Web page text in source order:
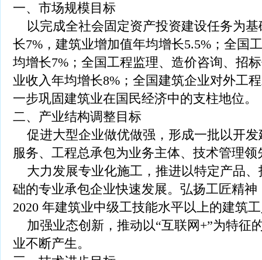
一、市场规模目标
以完成全社会固定资产投资建设任务为
长7%，建筑业增加值年均增长5.5%；全国
均增长7%；全国工程监理、造价咨询、招
业收入年均增长8%；全国建筑企业对外工
一步巩固建筑业在国民经济中的支柱地位。
二、产业结构调整目标
促进大型企业做优做强，形成一批以开
服务、工程总承包为业务主体、技术管理
大力发展专业化施工，推进以特定产品
础的专业承包企业快速发展。弘扬工匠精
2020 年建筑业中级工技能水平以上的建筑
加强业态创新，推动以“互联网+”为特征
业不断产生。